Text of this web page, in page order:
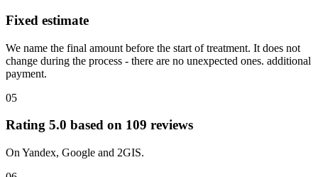
Fixed estimate
We name the final amount before the start of treatment. It does not
change during the process - there are no unexpected ones. additional
payment.
05
Rating 5.0 based on 109 reviews
On Yandex, Google and 2GIS.